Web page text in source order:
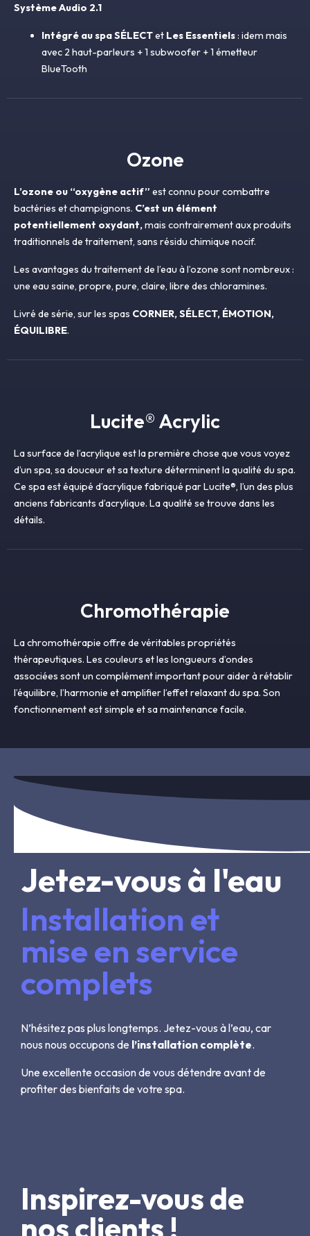
Système Audio 2.1
Intégré au spa SÉLECTet Les Essentiels: idem mais
avec 2 haut-parleurs + 1 subwoofer + 1 émetteur
BlueTooth
Ozone
L’ozone ou “oxygène actif” est connu pour combattre
bactéries et champignons. C’est un élément
potentiellement oxydant,mais contrairement aux produits
traditionnels de traitement, sans résidu chimique nocif.
Les avantages du traitement de l’eau à l’ozone sont nombreux :
une eau saine, propre, pure, claire, libre des chloramines.
Livré de série, sur les spas CORNER, SÉLECT, ÉMOTION,
ÉQUILIBRE.
Lucite® Acrylic
La surface de l’acrylique est la première chose que vous voyez
d’un spa, sa douceur et sa texture déterminent la qualité du spa.
Ce spa est équipé d’acrylique fabriqué par Lucite®, l’un des plus
anciens fabricants d’acrylique. La qualité se trouve dans les
détails.
Chromothérapie
La chromothérapie offre de véritables propriétés
thérapeutiques. Les couleurs et les longueurs d’ondes
associées sont un complément important pour aider à rétablir
l’équilibre, l’harmonie et amplifier l’effet relaxant du spa. Son
fonctionnement est simple et sa maintenance facile.
Jetez-vous à l'eau
Installation et
mise en service
complets
N’hésitez pas plus longtemps. Jetez-vous à l’eau, car
nous nous occupons de l’installation complète.
Une excellente occasion de vous détendre avant de
profiter des bienfaits de votre spa.
Inspirez-vous de